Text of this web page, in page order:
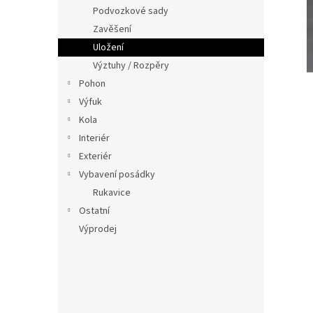
l
Podvozkové sady
Zavěšení
Uložení
Výztuhy / Rozpěry
Pohon
Výfuk
Kola
Interiér
Exteriér
Vybavení posádky
Rukavice
Ostatní
Výprodej